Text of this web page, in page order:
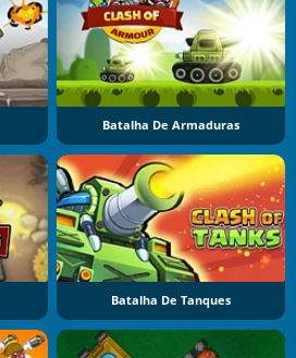
Batalha De Armaduras
Batalha De Tanques